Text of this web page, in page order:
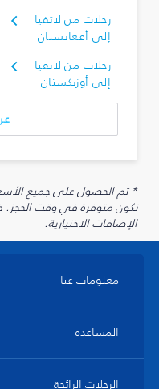
رحلات من لاتفيا
إلى أفغانستان
رحلات من لاتفيا
إلى أوزبكستان
تكون متوفرة في وقت
الإضافات الاختيارية.
معلومات عنا
المساعدة
الرحلات الرائجة